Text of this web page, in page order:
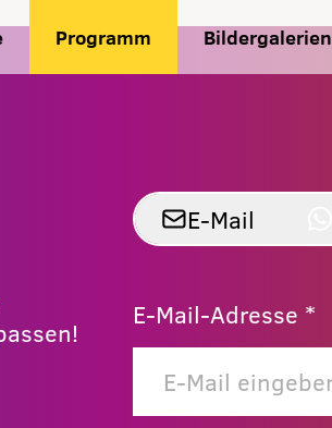
Programm Bildergalerien
E-Mail
E-Mail-Adresse *